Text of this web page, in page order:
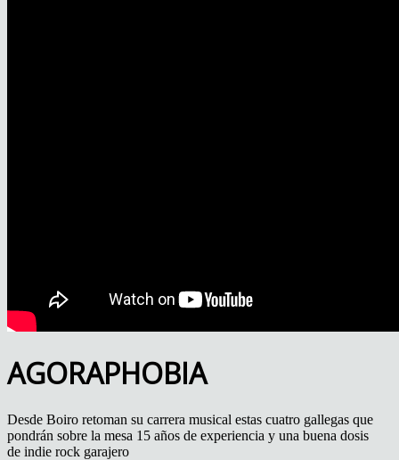
AGORAPHOBIA
Desde Boiro retoman su carrera musical estas cuatro gallegas que
pondrán sobre la mesa 15 años de experiencia y una buena dosis
de indie rock garajero